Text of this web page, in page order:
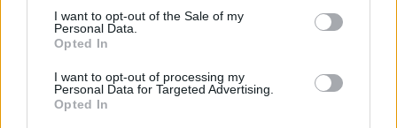
I want to opt-out of the Sale of my
Personal Data.
Opted In
I want to opt-out of processing my
Personal Data for Targeted Advertising.
Opted In
ΔΡΑΣΕΙΣ
μέχρι τη Μυτιλήνη
Ο 44χρονος Steven Fack διασχίζει
την Ευρώπη σε μια προσωπική